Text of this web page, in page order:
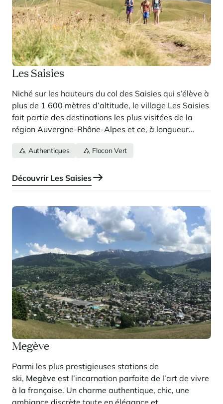
Les Saisies
Niché sur les hauteurs du col des Saisies qui s’élève à
plus de 1 600 mètres d’altitude, le village Les Saisies
fait partie des destinations les plus visitées de la
région Auvergne-Rhône-Alpes et ce, à longueur
Authentiques Flocon Vert
Découvrir Les Saisies
Megève
Parmi les plus prestigieuses stations de
ski, Megève est l’incarnation parfaite de l’art de vivre
à la française. Un charme authentique, chic, une